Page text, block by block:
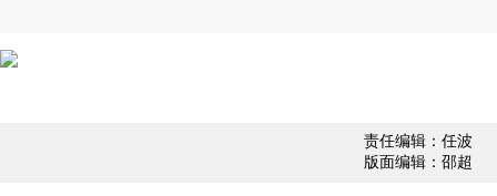
责任编辑：任波
版面编辑：邵超